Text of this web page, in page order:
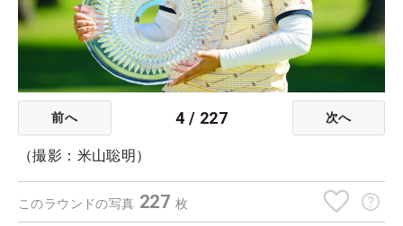
前へ 4 / 227 次へ
（撮影：米山聡明）
このラウンドの写真 227 枚